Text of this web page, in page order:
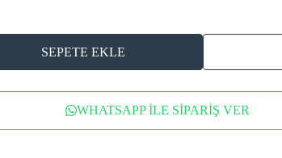
SEPETE EKLE
WHATSAPP İLE SİPARİŞ VER